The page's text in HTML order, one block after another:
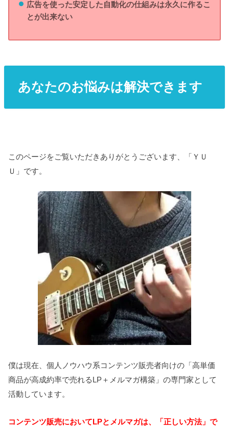
広告を使った安定した自動化の仕組みは永久に作るこ
とが出来ない
あなたのお悩みは解決できます
このページをご覧いただきありがとうございます、「ＹＵ
Ｕ」です。
僕は現在、個人ノウハウ系コンテンツ販売者向けの「高単価
商品が高成約率で売れるLP＋メルマガ構築」の専門家として
活動しています。
コンテンツ販売においてLPとメルマガは、「正しい方法」で